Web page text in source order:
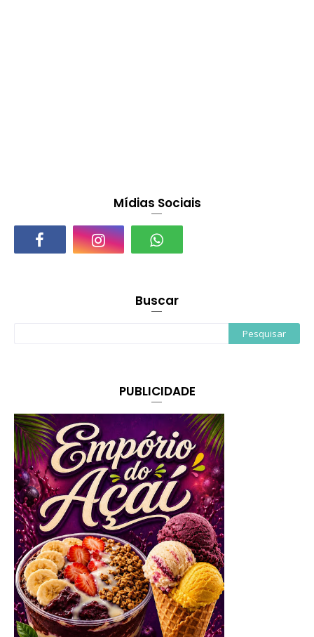
Mídias Sociais
Buscar
PUBLICIDADE